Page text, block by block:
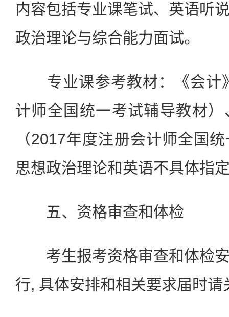
内容包括专业课笔试、英语听
政治理论与综合能力面试。
专业课参考教材：《会计
计师全国统一考试辅导教材
（2017年度注册会计师全国
思想政治理论和英语不具体指
五、资格审查和体检
考生报考资格审查和体检安
行, 具体安排和相关要求届时